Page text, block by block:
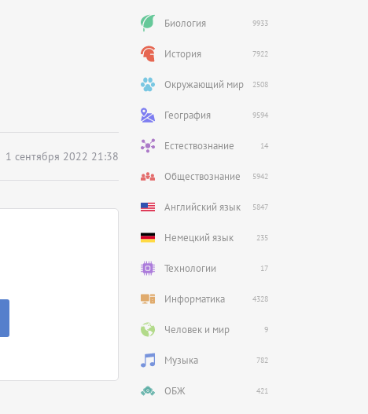
1 сентября 2022 21:38
Биология 9933
История 7922
Окружающий мир 2508
География 9594
Естествознание 14
Обществознание 5942
Английский язык 5847
Немецкий язык 235
Технологии 17
Информатика 4328
Человек и мир 9
Музыка 782
ОБЖ 421